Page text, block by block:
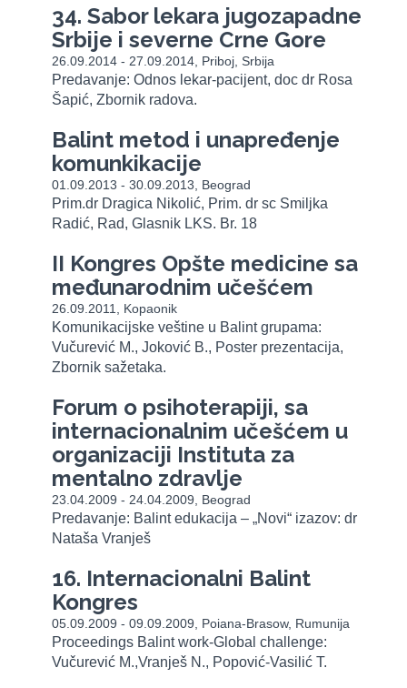
34. Sabor lekara jugozapadne
Srbije i severne Crne Gore
26.09.2014 - 27.09.2014, Priboj, Srbija
Predavanje: Odnos lekar-pacijent, doc dr Rosa
Šapić, Zbornik radova.
Balint metod i unapređenje
komunkikacije
01.09.2013 - 30.09.2013, Beograd
Prim.dr Dragica Nikolić, Prim. dr sc Smiljka
Radić, Rad, Glasnik LKS. Br. 18
II Kongres Opšte medicine sa
međunarodnim učešćem
26.09.2011, Kopaonik
Komunikacijske veštine u Balint grupama:
Vučurević M., Joković B., Poster prezentacija,
Zbornik sažetaka.
Forum o psihoterapiji, sa
internacionalnim učešćem u
organizaciji Instituta za
mentalno zdravlje
23.04.2009 - 24.04.2009, Beograd
Predavanje: Balint edukacija – „Novi“ izazov: dr
Nataša Vranješ
16. Internacionalni Balint
Kongres
05.09.2009 - 09.09.2009, Poiana-Brasow, Rumunija
Proceedings Balint work-Global challenge:
Vučurević M.,Vranješ N., Popović-Vasilić T.